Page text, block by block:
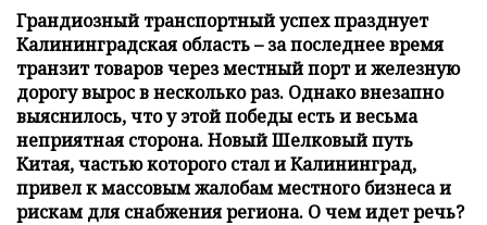
Грандиозный транспортный успех празднует
Калининградская область – за последнее время
транзит товаров через местный порт и железную
дорогу вырос в несколько раз. Однако внезапно
выяснилось, что у этой победы есть и весьма
неприятная сторона. Новый Шелковый путь
Китая, частью которого стал и Калининград,
привел к массовым жалобам местного бизнеса и
рискам для снабжения региона. О чем идет речь?